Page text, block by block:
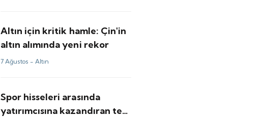
Altın için kritik hamle: Çin'in
altın alımında yeni rekor
7 Ağustos -Altın
Spor hisseleri arasında
yatırımcısına kazandıran tek